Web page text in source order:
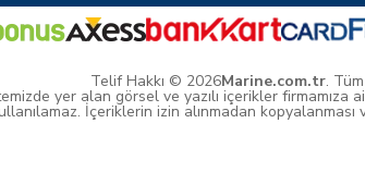
Telif Hakkı © 2026Marine.com.tr.
yer alan görsel ve yazılı içerikler firmamıza
İçeriklerin izin alınmadan kopyalanması